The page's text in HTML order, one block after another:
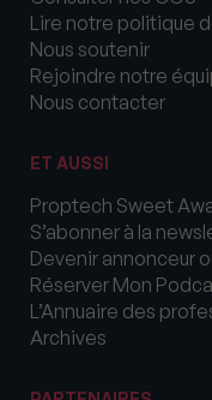
Lire notre politique
Nous soutenir
Rejoindre notre
Nous contacter
ET AUSSI
Proptech Sweet
S’abonner à la
Devenir annonceur
Réserver Mon
L’Annuaire des
Archives